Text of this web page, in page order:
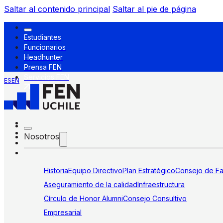
Saltar al contenido principal Saltar al pie de página
Estudiantes
Funcionarios
Headhunter
Prensa FEN
ESEN
Nosotros
HistoriaEquipo DirectivoPlan EstratégicoConsejo de
Aseguramiento de la calidadInfraestructura
Círculo de Honor AlumniConsejo Consultivo
Empresarial